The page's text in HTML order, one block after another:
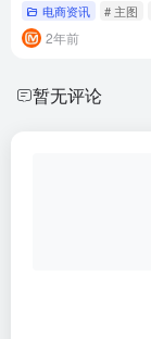
电商资讯 # 主图
2年前
暂无评论